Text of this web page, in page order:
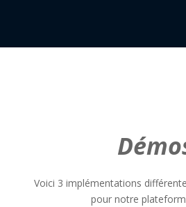
Voici 3 implémentations
pour notre